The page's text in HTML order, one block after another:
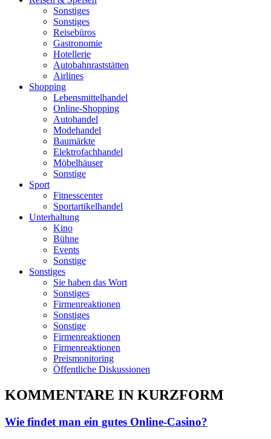
Sonstiges
Sonstiges
Reisebüros
Gastronomie
Hotellerie
Autobahnraststätten
Airlines
Shopping
Lebensmittelhandel
Online-Shopping
Autohandel
Modehandel
Baumärkte
Elektrofachhandel
Möbelhäuser
Sonstige
Sport
Fitnesscenter
Sportartikelhandel
Unterhaltung
Kino
Bühne
Events
Sonstige
Sonstiges
Sie haben das Wort
Sonstiges
Firmenreaktionen
Sonstiges
Sonstige
Firmenreaktionen
Firmenreaktionen
Preismonitoring
Öffentliche Diskussionen
KOMMENTARE IN KURZFORM
Wie findet man ein gutes Online-Casino?